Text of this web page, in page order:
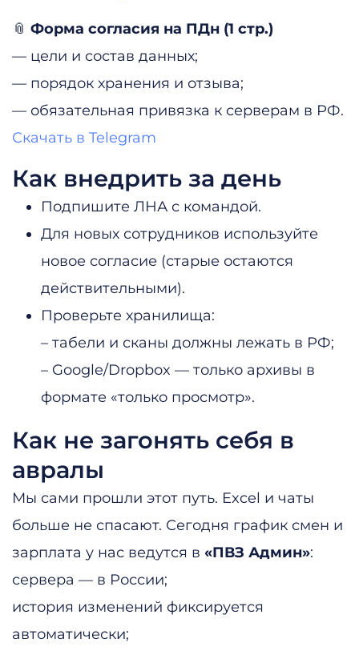
📎 Форма согласия на ПДн (1 стр.)
— цели и состав данных;
— порядок хранения и отзыва;
— обязательная привязка к серверам в РФ.
Скачать в Telegram
Как внедрить за день
Подпишите ЛНА с командой.
Для новых сотрудников используйте
новое согласие (старые остаются
действительными).
Проверьте хранилища:
– табели и сканы должны лежать в РФ;
– Google/Dropbox — только архивы в
формате «только просмотр».
Как не загонять себя в
авралы
Мы сами прошли этот путь. Excel и чаты
больше не спасают. Сегодня график смен и
зарплата у нас ведутся в «ПВЗ Админ»:
сервера — в России;
история изменений фиксируется
автоматически;